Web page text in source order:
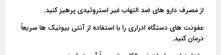
از مصرف دارو های ضد التهاب غیر استروئیدی پرهیز کنید.
عفونت های دستگاه ادراری را با استفاده از آنتی بیوتیک ها سریعاً
درمان کنید.